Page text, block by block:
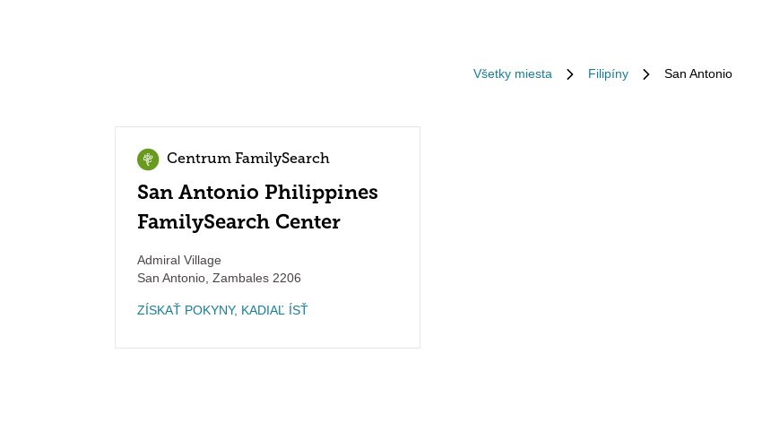
Všetky miesta Filipíny San Antonio
Centrum FamilySearch
San Antonio Philippines
FamilySearch Center
Admiral Village
San Antonio Zambales 2206
ZÍSKAŤ POKYNY, KADIAĽ ÍSŤ